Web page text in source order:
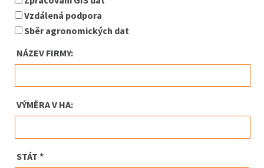
Vzdálená podpora
Sběr agronomických dat
NÁZEV FIRMY:
VÝMĚRA V HA:
STÁT *